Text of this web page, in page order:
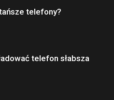
telefony?
telefon słabsza